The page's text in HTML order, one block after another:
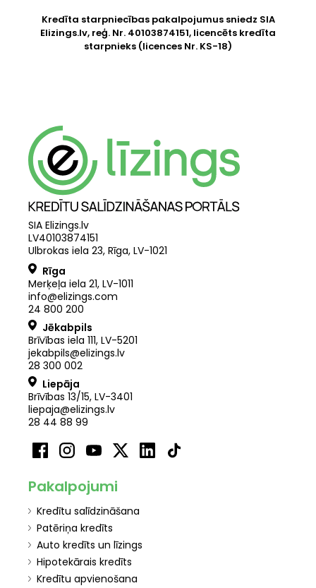
Kredīta starpniecības pakalpojumus sniedz SIA
Elizings.lv, reģ. Nr. 40103874151, licencēts kredīta
starpnieks (licences Nr. KS-18)
SIA Elizings.lv
LV40103874151
Ulbrokas iela 23, Rīga, LV-1021
Rīga
Merķeļa iela 21, LV-1011
info@elizings.com
24 800 200
Jēkabpils
Brīvības iela 111, LV-5201
jekabpils@elizings.lv
28 300 002
Liepāja
Brīvības 13/15, LV-3401
liepaja@elizings.lv
28 44 88 99
Pakalpojumi
Kredītu salīdzināšana
Patēriņa kredīts
Auto kredīts un līzings
Hipotekārais kredīts
Kredītu apvienošana